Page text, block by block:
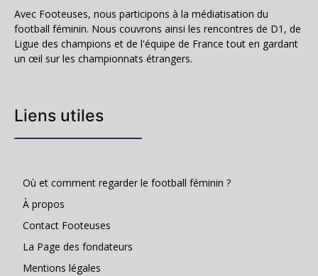
Avec Footeuses, nous participons à la médiatisation du
football féminin. Nous couvrons ainsi les rencontres de D1, de
Ligue des champions et de l'équipe de France tout en gardant
un œil sur les championnats étrangers.
Liens utiles
Où et comment regarder le football féminin ?
À propos
Contact Footeuses
La Page des fondateurs
Mentions légales